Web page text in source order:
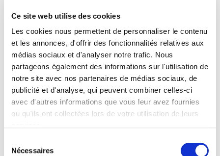
Ce site web utilise des cookies
Les cookies nous permettent de personnaliser le contenu
et les annonces, d'offrir des fonctionnalités relatives aux
médias sociaux et d'analyser notre trafic. Nous
partageons également des informations sur l'utilisation de
notre site avec nos partenaires de médias sociaux, de
publicité et d'analyse, qui peuvent combiner celles-ci
avec d'autres informations que vous leur avez fournies
ou qu'ils ont collectées lors de votre utilisation de leurs
Nécessaires
Presses de Sciences Po
Author
Jean-Pierre Jobard
Collection
Académique
Language
French
Publisher Category
>The State - Government>Local Government